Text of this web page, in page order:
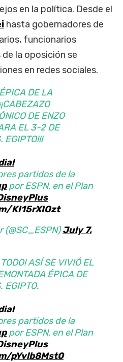
en la política. Desde el
hasta gobernadores de
funcionarios
la oposición se
en redes sociales.
ÉPICA DE LA
DE ENZO
EL 3-2 DE
EGIPTO!!!
partidos de la
por ESPN, en el Plan
KI15rXIOzt
July 7,
ASÍ SE VIVIÓ EL
ÉPICA DE
EGIPTO.
partidos de la
por ESPN, en el Plan
pYvlb8Mst0